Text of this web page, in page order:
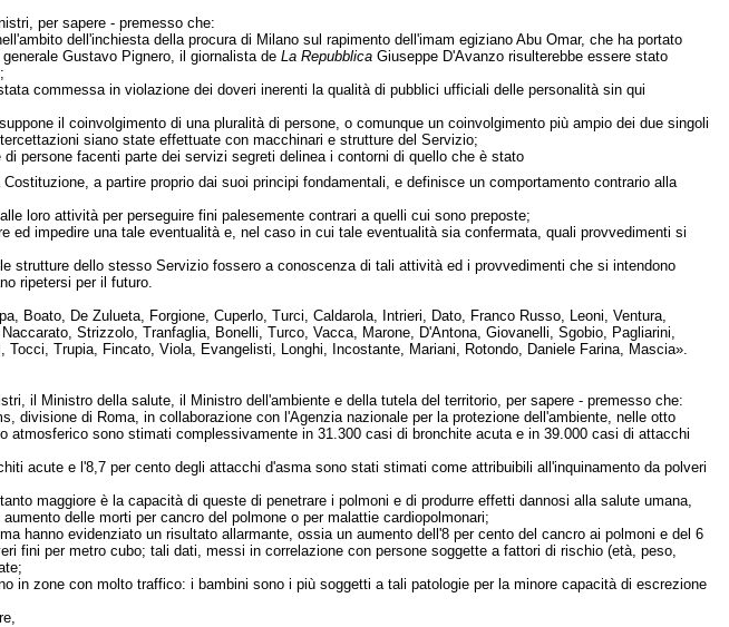
per sapere - premesso che:
dell'inchiesta della procura di Milano sul rapimento dell'imam egiziano Abu Omar, che ha portato
Gustavo Pignero, il giornalista de La RepubblicaGiuseppe D'Avanzo risulterebbe essere stato
commessa in violazione dei doveri inerenti la qualità di pubblici ufficiali delle personalità sin qui
il coinvolgimento di una pluralità di persone, o comunque un coinvolgimento più ampio dei due singoli
siano state effettuate con macchinari e strutture del Servizio;
persone facenti parte dei servizi segreti delinea i contorni di quello che è stato
a partire proprio dai suoi principi fondamentali, e definisce un comportamento contrario alla
loro attività per perseguire fini palesemente contrari a quelli cui sono preposte;
ed impedire una tale eventualità e, nel caso in cui tale eventualità sia confermata, quali provvedimenti si
strutture dello stesso Servizio fossero a conoscenza di tali attività ed i provvedimenti che si intendono
ripetersi per il futuro.
Boato, De Zulueta, Forgione, Cuperlo, Turci, Caldarola, Intrieri, Dato, Franco Russo, Leoni, Ventura,
Strizzolo, Tranfaglia, Bonelli, Turco, Vacca, Marone, D'Antona, Giovanelli, Sgobio, Pagliarini,
Trupia, Fincato, Viola, Evangelisti, Longhi, Incostante, Mariani, Rotondo, Daniele Farina, Mascia».
il Ministro della salute, il Ministro dell'ambiente e della tutela del territorio, per sapere - premesso che:
divisione di Roma, in collaborazione con l'Agenzia nazionale per la protezione dell'ambiente, nelle otto
atmosferico sono stimati complessivamente in 31.300 casi di bronchite acuta e in 39.000 casi di attacchi
acute e l'8,7 per cento degli attacchi d'asma sono stati stimati come attribuibili all'inquinamento da polveri
maggiore è la capacità di queste di penetrare i polmoni e di produrre effetti dannosi alla salute umana,
delle morti per cancro del polmone o per malattie cardiopolmonari;
hanno evidenziato un risultato allarmante, ossia un aumento dell'8 per cento del cancro ai polmoni e del 6
fini per metro cubo; tali dati, messi in correlazione con persone soggette a fattori di rischio (età, peso,
in zone con molto traffico: i bambini sono i più soggetti a tali patologie per la minore capacità di escrezione